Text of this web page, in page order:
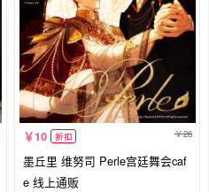
10 折扣 26
墨丘里 维努司 Perle宫廷舞会caf
e 线上通贩